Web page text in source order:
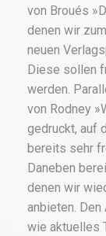
von Broués
denen wir
neuen
Diese sollen
werden.
von Rodney
gedruckt, auf
bereits sehr
Daneben
denen wir
anbieten.
wie aktuelles